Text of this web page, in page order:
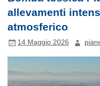
allevamenti
atmosferico
14 Maggio 2026